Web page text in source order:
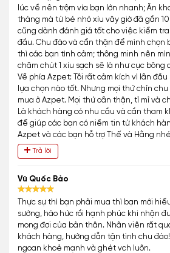
lúc về nên trộm vía bạn lớn nhanh; Ăn
tháng mà từ bé nhỏ xíu vây giờ đã gần
cũng dành đánh giá tốt cho việc kiểm
đầu. Chu đáo và cẩn thận để mình chọn
thì các bạn tình cảm; thông minh nên
chăm chút 1 xíu sạch sẽ là như cục bông
Về phía Azpet: Tôi rất cảm kích vì lần
lựa chọn nào tốt. Nhưng mọi thứ chỉn
mua ở Azpet. Mọi thứ cần thận, tỉ mỉ và
Là khách hàng có nhu cầu và cần tham
để giúp các bạn có niềm tin từ khách
Azpet và các bạn hỗ trợ Thế và Hằng
Trả lời
Vũ Quốc Bảo
Thực sự thì bạn phải mua thì bạn mới
sướng, háo hức rồi hạnh phúc khi nhận
mong đợi của bản thân. Nhân viên rất
khách hàng, hướng dẫn tận tình chu
ngoan khoẻ mạnh và ghét vch luôn.